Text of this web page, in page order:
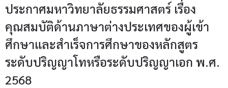
ประกาศมหาวิทยาลัยธรรมศาสตร์ เรื่อง
คุณสมบัติด้านภาษาต่างประเทศของผู้เข้า
ศึกษาและสำเร็จการศึกษาของหลักสูตร
ระดับปริญญาโทหรือระดับปริญญาเอก พ.ศ.
2568